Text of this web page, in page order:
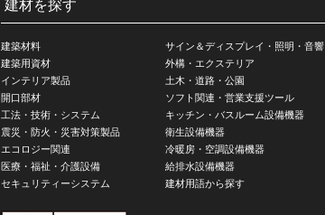
建材を探す
建築材料
建築用資材
インテリア製品
開口部材
工法・技術・システム
震災・防火・災害対策製品
エコロジー関連
医療・福祉・介護設備
セキュリティーシステム
サイン＆ディスプレイ・照明・音響
外構・エクステリア
土木・道路・公園
ソフト関連・営業支援ツール
キッチン・バスルーム設備機器
衛生設備機器
冷暖房・空調設備機器
給排水設備機器
建材用語から探す